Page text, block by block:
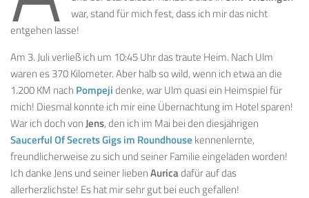
war, stand für mich fest, dass ich mir das nicht
entgehen lasse!
Am 3. Juli verließ ich um 10:45 Uhr das traute Heim. Nach Ulm
waren es 370 Kilometer. Aber halb so wild, wenn ich etwa an die
1.200 KM nach Pompejidenke, war Ulm quasi ein Heimspiel für
mich! Diesmal konnte ich mir eine Übernachtung im Hotel sparen!
War ich doch vonJens, den ich im Mai bei den diesjährigen
Saucerful Of Secrets Gigs im Roundhouse kennenlernte,
freundlicherweise zu sich und seiner Familie eingeladen worden!
Ich danke Jens und seiner liebenAuricadafür auf das
allerherzlichste! Es hat mir sehr gut bei euch gefallen!